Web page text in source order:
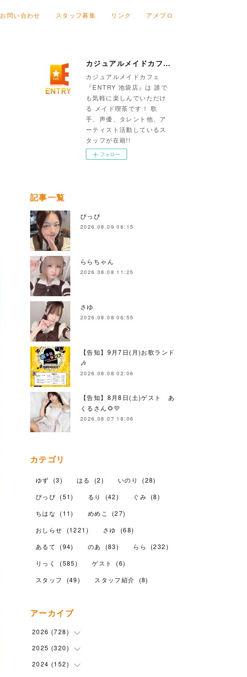
お問い合わせ スタッフ募集 リンク アメブロ
カジュアルメイドカフェ『ENTRY 池袋店』
カジュアルメイドカフェ
『ENTRY 池袋店』は 誰で
も気軽に楽しんでいただけ
る メイド喫茶です！ 歌
手、声優、タレント他、ア
ーティスト活動しているス
タッフが在籍!!
フォロー
記事一覧
ぴっぴ
2026.08.09 06:15
ららちゃん
2026.08.08 11:25
さゆ
2026.08.08 06:55
【告知】9月7日(月)お歌ランド
🎶
2026.08.08 02:06
【告知】8月8日(土)ゲスト あ
くるさん🌻💛
2026.08.07 18:06
カテゴリ
ゆず (3) はる (2) いのり (28)
ぴっぴ (51) るり (42) ぐみ (8)
ちはな
(11) めめこ (27)
おしらせ
(1221 ) さゆ (68)
あるて
(94) のあ (83) らら (232)
りっく
(585) ゲスト (6)
スタッフ
(49) スタッフ紹介 (8)
アーカイブ
2026 (728)
(19)
( 104
2025 (320)
( 90)
2024 (152)